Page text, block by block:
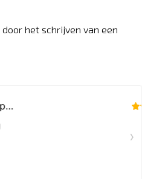
het schrijven van een